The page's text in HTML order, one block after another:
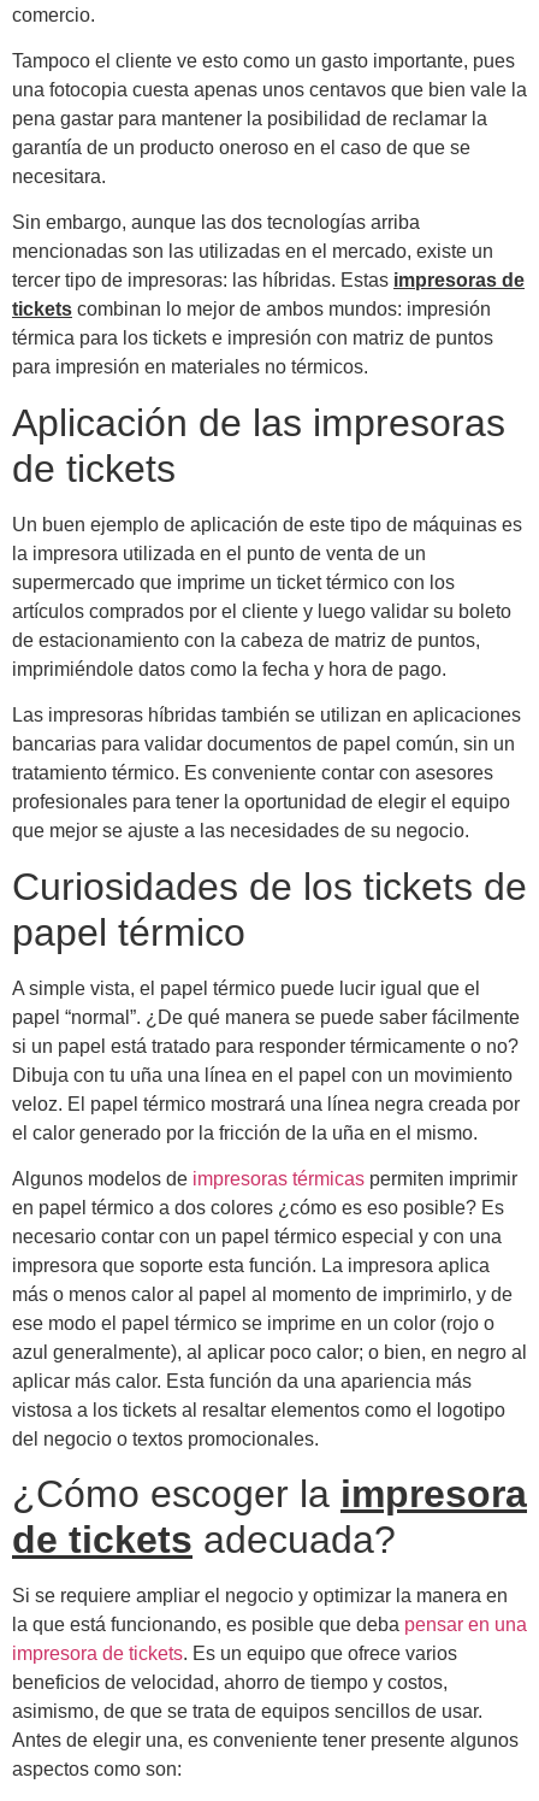
comercio.
Tampoco el cliente ve esto como un gasto importante, pues
una fotocopia cuesta apenas unos centavos que bien vale la
pena gastar para mantener la posibilidad de reclamar la
garantía de un producto oneroso en el caso de que se
necesitara.
Sin embargo, aunque las dos tecnologías arriba
mencionadas son las utilizadas en el mercado, existe un
tercer tipo de impresoras: las híbridas. Estas impresoras de
tickets combinan lo mejor de ambos mundos: impresión
térmica para los tickets e impresión con matriz de puntos
para impresión en materiales no térmicos.
Aplicación de las impresoras
de tickets
Un buen ejemplo de aplicación de este tipo de máquinas es
la impresora utilizada en el punto de venta de un
supermercado que imprime un ticket térmico con los
artículos comprados por el cliente y luego validar su boleto
de estacionamiento con la cabeza de matriz de puntos,
imprimiéndole datos como la fecha y hora de pago.
Las impresoras híbridas también se utilizan en aplicaciones
bancarias para validar documentos de papel común, sin un
tratamiento térmico. Es conveniente contar con asesores
profesionales para tener la oportunidad de elegir el equipo
que mejor se ajuste a las necesidades de su negocio.
Curiosidades de los tickets de
papel térmico
A simple vista, el papel térmico puede lucir igual que el
papel “normal”. ¿De qué manera se puede saber fácilmente
si un papel está tratado para responder térmicamente o no?
Dibuja con tu uña una línea en el papel con un movimiento
veloz. El papel térmico mostrará una línea negra creada por
el calor generado por la fricción de la uña en el mismo.
Algunos modelos de impresoras térmicas permiten imprimir
en papel térmico a dos colores ¿cómo es eso posible? Es
necesario contar con un papel térmico especial y con una
impresora que soporte esta función. La impresora aplica
más o menos calor al papel al momento de imprimirlo, y de
ese modo el papel térmico se imprime en un color (rojo o
azul generalmente), al aplicar poco calor; o bien, en negro al
aplicar más calor. Esta función da una apariencia más
vistosa a los tickets al resaltar elementos como el logotipo
del negocio o textos promocionales.
¿Cómo escoger la impresora
de tickets adecuada?
Si se requiere ampliar el negocio y optimizar la manera en
la que está funcionando, es posible que deba pensar en una
impresora de tickets. Es un equipo que ofrece varios
beneficios de velocidad, ahorro de tiempo y costos,
asimismo, de que se trata de equipos sencillos de usar.
Antes de elegir una, es conveniente tener presente algunos
aspectos como son: